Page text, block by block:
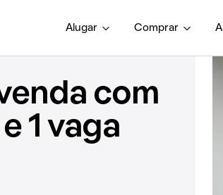
Alugar Comprar
com
1 vaga